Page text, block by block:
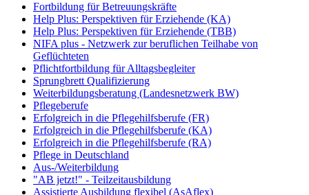
Fortbildung für Betreuungskräfte
Help Plus: Perspektiven für Erziehende (KA)
Help Plus: Perspektiven für Erziehende (TBB)
NIFA plus - Netzwerk zur beruflichen Teilhabe von
Geflüchteten
Pflichtfortbildung für Alltagsbegleiter
Sprungbrett Qualifizierung
Weiterbildungsberatung (Landesnetzwerk BW)
Pflegeberufe
Erfolgreich in die Pflegehilfsberufe (FR)
Erfolgreich in die Pflegehilfsberufe (KA)
Erfolgreich in die Pflegehilfsberufe (RA)
Pflege in Deutschland
Aus-/Weiterbildung
"AB jetzt!" - Teilzeitausbildung
Assistierte Ausbildung flexibel (AsAflex)